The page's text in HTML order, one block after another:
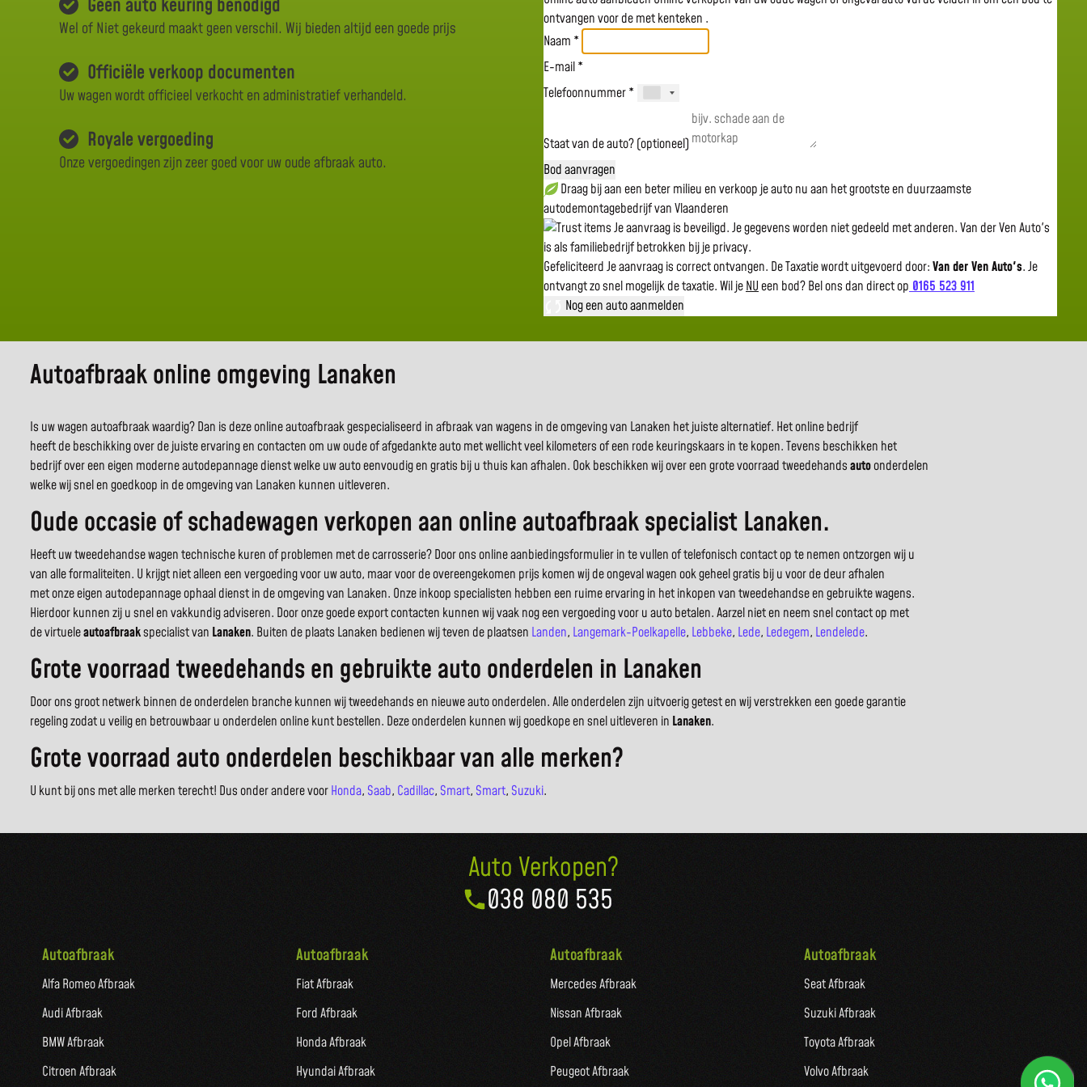
Geen auto keuring benodigd
Wel of Niet gekeurd maakt geen verschil. Wij bieden altijd een goede prijs
Officiële verkoop documenten
Uw wagen wordt officieel verkocht en administratief verhandeld.
Royale vergoeding
Onze vergoedingen zijn zeer goed voor uw oude afbraak auto.
ontvangen voor demet kenteken .
Naam *
E-mail *
Telefoonnummer *
Staat van de auto? (optioneel)
Bod aanvragen
Draag bij aan een beter milieu en verkoop je auto nu aan het grootste en duurzaamste
autodemontagebedrijf van Vlaanderen
Je aanvraag is beveiligd. Je gegevens worden niet gedeeld met anderen. Van der Ven Auto's
is als familiebedrijf betrokken bij je privacy.
GefeliciteerdJe aanvraag is correct ontvangen. De Taxatie wordt uitgevoerd door:Van der Ven Auto's.Je
ontvangt zo snel mogelijk de taxatie.Wil jeNUeen bod? Bel ons dan direct op 0165 523 911
Nog een auto aanmelden
Autoafbraak online omgeving Lanaken
Is uw wagen autoafbraak waardig? Dan is deze online autoafbraak gespecialiseerd in afbraak van wagens in de omgeving van Lanaken het juiste alternatief. Het online bedrijf
heeft de beschikking over de juiste ervaring en contacten om uw oude of afgedankte auto met wellicht veel kilometers of een rode keuringskaars in te kopen. Tevens beschikken het
bedrijf over een eigen moderne autodepannage dienst welke uw auto eenvoudig en gratis bij u thuis kan afhalen. Ook beschikken wij over een grote voorraad tweedehandsautoonderdelen
welke wij snel en goedkoop in de omgeving van Lanaken kunnen uitleveren.
Oude occasie of schadewagen verkopen aan online autoafbraak specialist Lanaken.
Heeft uw tweedehandse wagen technische kuren of problemen met de carrosserie? Door ons online aanbiedingsformulier in te vullen of telefonisch contact op te nemen ontzorgen wij u
van alle formaliteiten. U krijgt niet alleen een vergoeding voor uw auto, maar voor de overeengekomen prijs komen wij de ongeval wagen ook geheel gratis bij u voor de deur afhalen
met onze eigen autodepannage ophaal dienst in de omgeving van Lanaken. Onze inkoop specialisten hebben een ruime ervaring in het inkopen van tweedehandse en gebruikte wagens.
Hierdoor kunnen zij u snel en vakkundig adviseren. Door onze goede export contacten kunnen wij vaak nog een vergoeding voor u auto betalen. Aarzel niet en neem snel contact op met
de virtueleautoafbraakspecialist van Lanaken. Buiten de plaats Lanaken bedienen wij teven de plaatsen Landen, Langemark-Poelkapelle, Lebbeke, Lede, Ledegem, Lendelede.
Grote voorraad tweedehands en gebruikte auto onderdelen in Lanaken
Door ons groot netwerk binnen de onderdelen branche kunnen wij tweedehands en nieuwe auto onderdelen. Alle onderdelen zijn uitvoerig getest en wij verstrekken een goede garantie
regeling zodat u veilig en betrouwbaar u onderdelen online kunt bestellen. Deze onderdelen kunnen wij goedkope en snel uitleveren in Lanaken.
Grote voorraad auto onderdelen beschikbaar van alle merken?
U kunt bij ons met alle merken terecht! Dus onder andere voorHonda, Saab, Cadillac, Smart, Smart, Suzuki.
Auto Verkopen?
038 080 535
Autoafbraak
Alfa Romeo Afbraak
Audi Afbraak
BMW Afbraak
Citroen Afbraak
Autoafbraak
Fiat Afbraak
Ford Afbraak
Honda Afbraak
Hyundai Afbraak
Autoafbraak
Mercedes Afbraak
Nissan Afbraak
Opel Afbraak
Peugeot Afbraak
Autoafbraak
Seat Afbraak
Suzuki Afbraak
Toyota Afbraak
Volvo Afbraak